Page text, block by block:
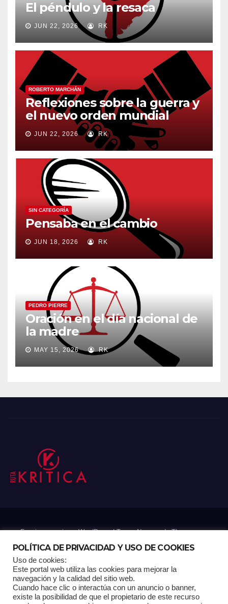
El péndulo y la resaca
JUN 22, 2026 RK
ROBERTO MARCHÁN
Reflexiones sobre la guerra y
el nuevo orden mundial
JUN 22, 2026 RK
SIN CATEGORÍA
Pensaba en el cambio
JUN 18, 2026 RK
PEDRO PIERRE
Oración en el día nacional de
la madre
MAY 15, 2026 RK
Funciona gracias a WordPress|Tema: Newsup deThemeansar
Home Análisis Carrito RK Contactos Documental Gracias !
POLÍTICA DE PRIVACIDAD Y USO DE COOKIES
Uso de cookies:
Este portal web utiliza las cookies para mejorar la
navegación y la calidad del sitio web.
Cuando hace clic o interactúa con un anuncio o banner,
existe la posibilidad de que el propietario de este recurso